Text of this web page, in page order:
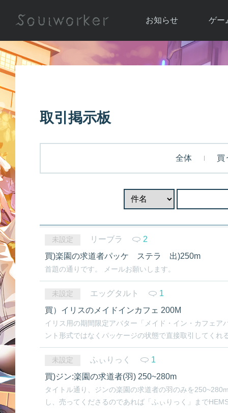
お知らせ
お知らせ一覧
ゲー
ソウ
アップ
取引掲示板
全体 買
未設定 リーブラ
2
買)楽園の求道者パッケ ステラ 出)250m
首題の通りです。 メールお願いします。
未設定 エッグタルト
1
買）イリスのメイドインカフェ 200M
イリス用の期間限定アバター「メイド・イン・カフェ
ント形式ではなくパッケージの状態で直接取引してく
未設定 ふぃりっく
1
買)ジン:楽園の求道者(羽) 250~280m
タイトル通り、ジンの楽園の求道者の羽のみを
し、売ってくださるのであれば「ふぃりっく」まで